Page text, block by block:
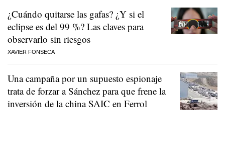
¿Cuándo quitarse las gafas? ¿Y si el
eclipse es del 99 %? Las claves para
observarlo sin riesgos
XAVIER FONSECA
Una campaña por un supuesto espionaje
trata de forzar a Sánchez para que frene la
inversión de la china SAIC en Ferrol